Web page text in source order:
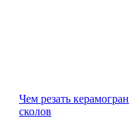
Чем резать
сколов